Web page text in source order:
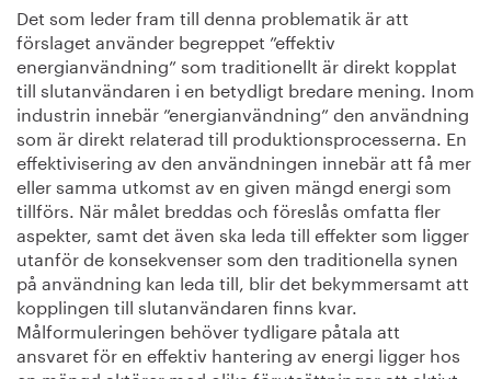
Det som leder fram till denna problematik är att
förslaget använder begreppet ”effektiv
energianvändning” som traditionellt är direkt kopplat
till slutanvändaren i en betydligt bredare mening. Inom
industrin innebär ”energianvändning” den användning
som är direkt relaterad till produktionsprocesserna. En
effektivisering av den användningen innebär att få mer
eller samma utkomst av en given mängd energi som
tillförs. När målet breddas och föreslås omfatta fler
aspekter, samt det även ska leda till effekter som ligger
utanför de konsekvenser som den traditionella synen
på användning kan leda till, blir det bekymmersamt att
kopplingen till slutanvändaren finns kvar.
Målformuleringen behöver tydligare påtala att
ansvaret för en effektiv hantering av energi ligger hos